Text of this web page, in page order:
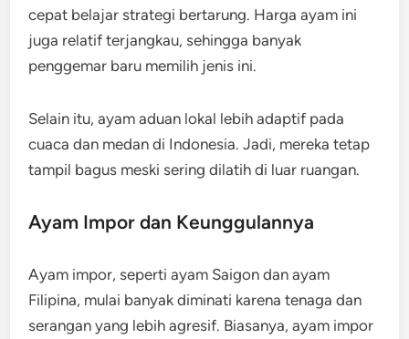
cepat belajar strategi bertarung. Harga ayam ini
juga relatif terjangkau, sehingga banyak
penggemar baru memilih jenis ini.
Selain itu, ayam aduan lokal lebih adaptif pada
cuaca dan medan di Indonesia. Jadi, mereka tetap
tampil bagus meski sering dilatih di luar ruangan.
Ayam Impor dan Keunggulannya
Ayam impor, seperti ayam Saigon dan ayam
Filipina, mulai banyak diminati karena tenaga dan
serangan yang lebih agresif. Biasanya, ayam impor